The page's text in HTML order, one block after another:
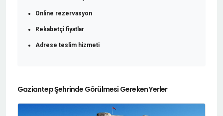
Online rezervasyon
Rekabetçi fiyatlar
Adrese teslim hizmeti
Gaziantep Şehrinde Görülmesi Gereken Yerler